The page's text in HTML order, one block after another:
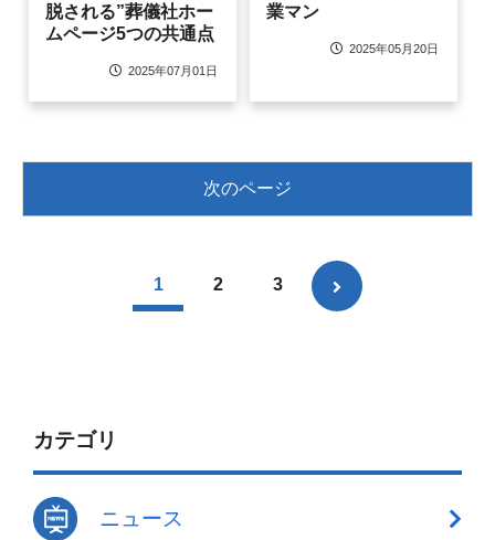
脱される”葬儀社ホー
ムページ5つの共通点
2025年07月01日
業マン
2025年05月20日
次のページ
1 2 3 次
カテゴリ
ニュース